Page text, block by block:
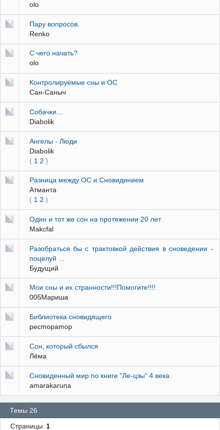
olo
Пару вопросов.
Renko
С чего начать?
olo
Контролируемые сны и ОС
Сан-Саныч
Собачки...
Diabolik
Ангелы - Люди
Diabolik
( 1 2 )
Разница между ОС и Сновидинием
Атманта
( 1 2 )
Один и тот же сон на протяжении 20 лет
Makcfal
Разобраться бы с трактовкой действия в сноведении -
поцелуй ...
Будущий
Мои сны и их странности!!!Помогите!!!!
005Мариша
Библиотека сновидящего
pecmopamop
Сон, который сбылся
Лёма
Сновиденный мир по книге "Ле-цзы" 4 века
amarakaruna
Темы 26
Страницы 1